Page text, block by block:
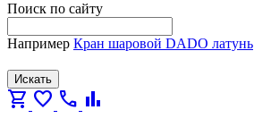
Поиск по сайту
Например Кран шаровой DADO латунь
Искать
shopping_cart favorite call bar_chart